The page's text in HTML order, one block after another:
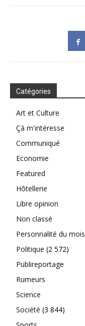
Catégories
Art et Culture
Çà m'intéresse
Communiqué
Economie
Featured
Hôtellerie
Libre opinion
Non classé
Personnalité du mois
Politique (2 572)
Publireportage
Rumeurs
Science
Société (3 844)